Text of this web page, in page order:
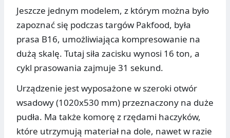
Jeszcze jednym modelem, z którym można było
zapoznać się podczas targów Pakfood, była
prasa B16, umożliwiająca kompresowanie na
dużą skalę. Tutaj siła zacisku wynosi 16 ton, a
cykl prasowania zajmuje 31 sekund.
Urządzenie jest wyposażone w szeroki otwór
wsadowy (1020x530 mm) przeznaczony na duże
pudła. Ma także komorę z rzędami haczyków,
które utrzymują materiał na dole, nawet w razie